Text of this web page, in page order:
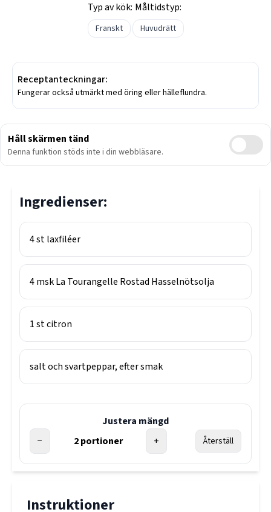
Typ av kök:
Franskt
Måltidstyp:
Huvudrätt
Receptanteckningar:
Fungerar också utmärkt med öring eller hälleflundra.
Håll skärmen tänd
Denna funktion stöds inte i din webbläsare.
Ingredienser:
4stlaxfiléer
4mskLa Tourangelle Rostad Hasselnötsolja
1stcitron
salt och svartpeppar, efter smak
Justera mängd
−
2portioner + Återställ
Instruktioner